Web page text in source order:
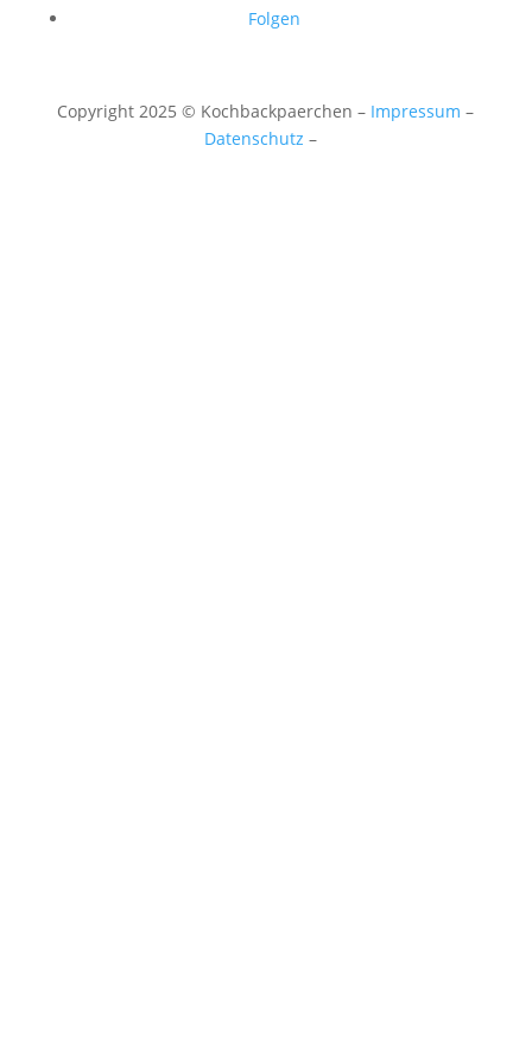
Folgen
Copyright 2025 © Kochbackpaerchen – Impressum –
Datenschutz –